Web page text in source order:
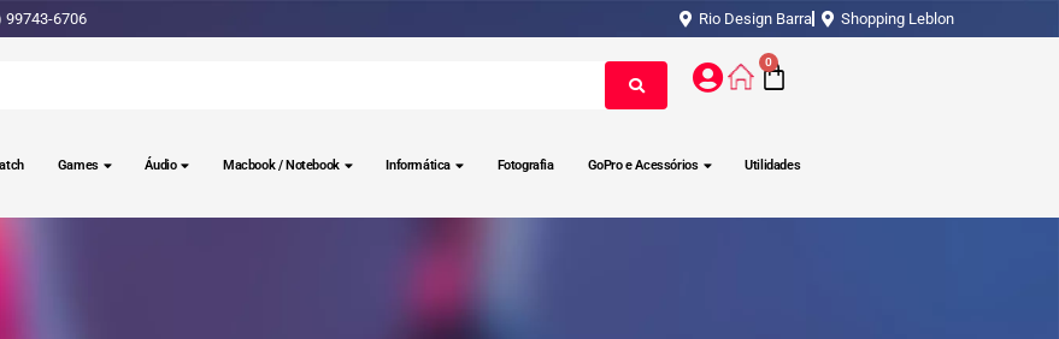
99743-6706 Rio Design Barra Shopping Leblon
0
Games Áudio Macbook / Notebook Informática Fotografia GoPro e Acessórios Utilidades